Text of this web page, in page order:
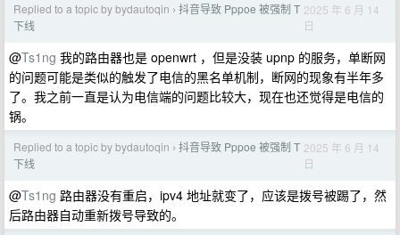
Replied to a topic by bydautoqin › 抖音导致 Pppoe 被强制 T
下线
2025 年 6 月 14
日
@Ts1ng 我的路由器也是 openwrt ，但是没装 upnp 的服务，单断网
的问题可能是类似的触发了电信的黑名单机制，断网的现象有半年多
了。我之前一直是认为电信端的问题比较大，现在也还觉得是电信的
锅。
Replied to a topic by bydautoqin › 抖音导致 Pppoe 被强制 T
下线
2025 年 6 月 14
日
@Ts1ng 路由器没有重启，ipv4 地址就变了，应该是拨号被踢了，然
后路由器自动重新拨号导致的。